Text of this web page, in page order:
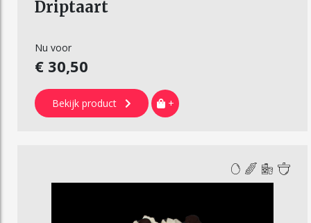
Driptaart
Nu voor
€ 30,50
Bekijk product +